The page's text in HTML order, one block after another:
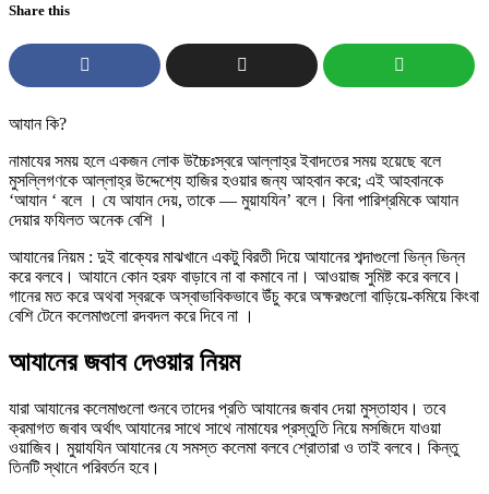
Share this
আযান কি?
নামাযের সময় হলে একজন লোক উচ্চৈঃস্বরে আল্লাহ্র ইবাদতের সময় হয়েছে বলে
মুসল্লিগণকে আল্লাহ্র উদ্দেশ্যে হাজির হওয়ার জন্য আহবান করে; এই আহবানকে
‘আযান ‘ বলে । যে আযান দেয়, তাকে — মুয়াযযিন’ বলে। বিনা পারিশ্রমিকে আযান
দেয়ার ফযিলত অনেক বেশি ।
আযানের নিয়ম : দুই বাক্যের মাঝখানে একটু বিরতী দিয়ে আযানের শব্দাগুলো ভিন্ন ভিন্ন
করে বলবে। আযানে কোন হরফ বাড়াবে না বা কমাবে না। আওয়াজ সুমিষ্ট করে বলবে।
গানের মত করে অথবা স্বরকে অস্বাভাবিকভাবে উঁচু করে অক্ষরগুলো বাড়িয়ে-কমিয়ে কিংবা
বেশি টেনে কলেমাগুলো রদবদল করে দিবে না ।
আযানের জবাব দেওয়ার নিয়ম
যারা আযানের কলেমাগুলো শুনবে তাদের প্রতি আযানের জবাব দেয়া মুস্তাহাব। তবে
ক্রমাগত জবাব অর্থাৎ আযানের সাথে সাথে নামাযের প্রস্তুতি নিয়ে মসজিদে যাওয়া
ওয়াজিব। মুয়াযযিন আযানের যে সমস্ত কলেমা বলবে শ্রোতারা ও তাই বলবে। কিন্তু
তিনটি স্থানে পরিবর্তন হবে।